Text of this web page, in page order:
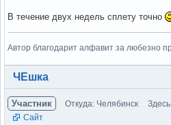
В течение двух недель сплету точно
Автор благодарит алфавит за любезно
Вне форума
ЧЕшка
Участник Откуда: Челябинск
Сайт